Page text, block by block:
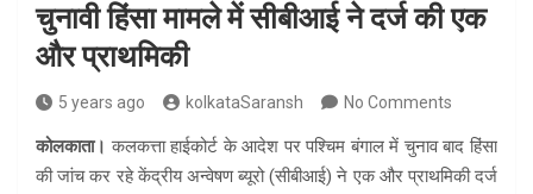
चुनावी हिंसा मामले में सीबीआई ने दर्ज की एक
और प्राथमिकी
5 years ago kolkataSaransh No Comments
कोलकाता। कलकत्ता हाईकोर्ट के आदेश पर पश्चिम बंगाल में चुनाव बाद हिंसा
की जांच कर रहे केंद्रीय अन्वेषण ब्यूरो (सीबीआई) ने एक और प्राथमिकी दर्ज